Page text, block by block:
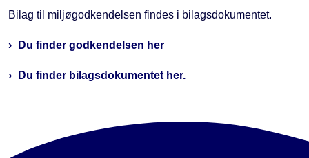
Bilag til miljøgodkendelsen findes i bilagsdokumentet.
Du finder godkendelsen her
Du finder bilagsdokumentet her.